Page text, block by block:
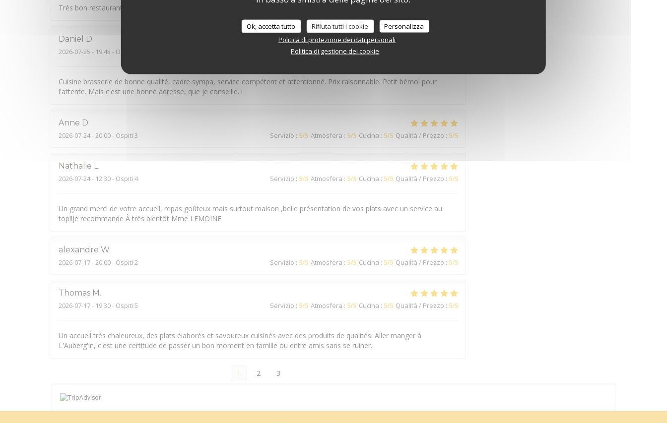
Ok, accetta tutto Rifiuta tutti i cookie
Personalizza
Politica di protezione dei dati personali
Politica di gestione dei cookie
Très bon restaurant de type auberge avec des produits locaux.
Daniel D
2026-07-25 - 19:45 - Ospiti 2 Servizio:5/5 Atmosfera:4/5 Cucina:
Cuisine brasserie de bonne qualité, cadre sympa, service compétent et attentionné. Prix raisonnable. Petit bémol pour
l'attente. Mais c'est une bonne adresse, que je conseille. !
Anne D
2026-07-24- 20:00 - Ospiti 3 Servizio : 5/5 Atmosfera : 5/5 Cucina : 5/5 Qualità / Prezzo : 5/5
Nathalie L
2026-07-24- 12:30 - Ospiti 4 Servizio : 5/5 Atmosfera : 5/5 Cucina : 5/5 Qualità / Prezzo : 5/5
Un grand merci de votre accueil, repas goûteux mais surtout maison ,belle présentation de vos plats avec un service au
top!!je recommande À très bientôt Mme LEMOINE
alexandre W
2026-07-17- 20:00 - Ospiti 2 Servizio : 5/5 Atmosfera : 5/5 Cucina : 5/5 Qualità / Prezzo : 5/5
Thomas M
2026-07-17- 19:30 - Ospiti 5 Servizio : 5/5 Atmosfera : 5/5 Cucina : 5/5 Qualità / Prezzo : 5/5
Un accueil très chaleureux, des plats élaborés et savoureux cuisinés avec des produits de qualités. Aller manger à
L'Auberg'in, c'est une certitude de passer un bon moment en famille ou entre amis sans se ruiner.
1 2 3